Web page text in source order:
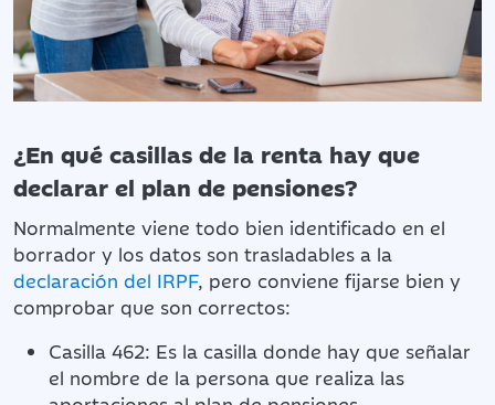
¿En qué casillas de la renta hay que
declarar el plan de pensiones?
Normalmente viene todo bien identificado en el
borrador y los datos son trasladables a la
declaración del IRPF, pero conviene fijarse bien y
comprobar que son correctos:
Casilla 462: Es la casilla donde hay que señalar
el nombre de la persona que realiza las